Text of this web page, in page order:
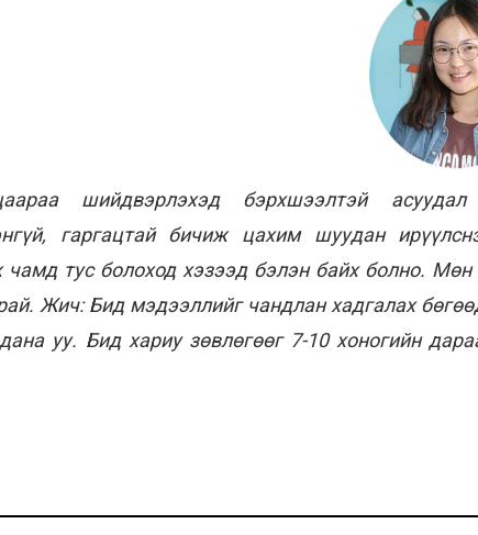
шийдвэрлэхэд бэрхшээлтэй асуудал
гаргацтай бичиж цахим шуудан
тус болоход хэзээд бэлэн байх болно. Мөн
Жич: Бид мэдээллийг чандлан хадгалах
уу. Бид хариу зөвлөгөөг 7-10 хоногийн